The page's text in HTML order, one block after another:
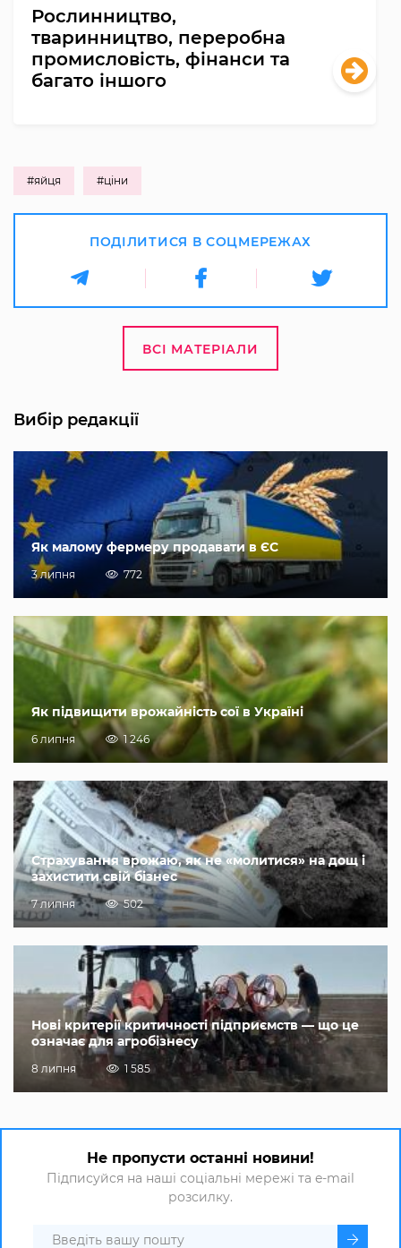
Рослинництво,
тваринництво, переробна
промисловість, фінанси та
багато іншого
#яйця #ціни
ПОДІЛИТИСЯ В СОЦМЕРЕЖАХ
ВСІ МАТЕРІАЛИ
Вибір редакції
Як малому фермеру продавати в ЄС
3 липня 772
Як підвищити врожайність сої в Україні
6 липня 1 246
Страхування врожаю, як не «молитися» на дощ і
захистити свій бізнес
7 липня 502
Нові критерії критичності підприємств — що це
означає для агробізнесу
8 липня 1 585
Не пропусти останні новини!
Підписуйся на наші соціальні мережі та e-mail
розсилку.